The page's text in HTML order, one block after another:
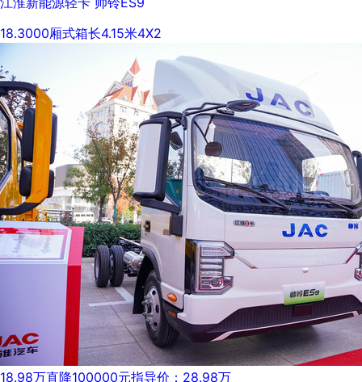
18.3000厢式箱长4.15米4X2
18.98万直降100000元指导价：28.98万